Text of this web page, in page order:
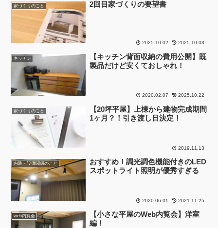
家づくりのこと 2回目家づくりの要望書
2025.10.02 2025.10.03
キッチン
【キッチン背面収納の費用公開】既
製品だけど安くておしゃれ！
2020.02.07 2025.10.22
家づくりのこと
【20坪平屋】上棟から建物完成期間
1ヶ月？！引き渡し日決定！
2019.11.13
内装・設備関係のこと
おすすめ！調光調色機能付きのLED
スポットライト照明が優秀すぎる
2020.06.01 2021.11.25
web内覧会
【小さな平屋のWeb内覧会】洋室
編！